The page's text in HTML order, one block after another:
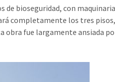
de bioseguridad, con
completamente los tres
obra fue largamente ansiada